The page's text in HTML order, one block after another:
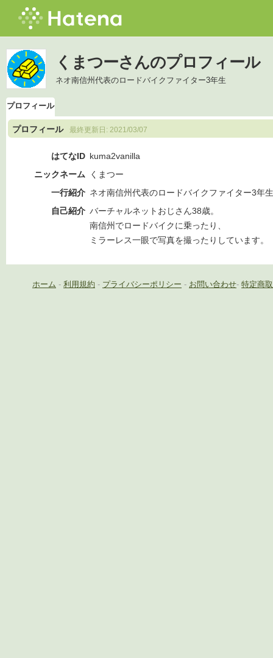
くまつーさんのプロフィール
ネオ南信州代表のロードバイクファイター3年生
プロフィール
プロフィール 最終更新日: 2021/03/07
はてなID kuma2vanilla
ニックネーム
くまつー
一行紹介 ネオ南信州代表のロードバイクファイター3年生
自己紹介 バーチャルネットおじさん38歳。
南信州でロードバイクに乗ったり、
ミラーレス一眼で写真を撮ったりしています。
ホーム - 利用規約 - プライバシーポリシー - お問い合わせ- 特定商